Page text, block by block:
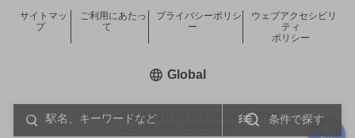
条件で探す
COPYRIGHT © SUNTORY HOLDINGS LIMITED.
サイトマッ
プ
ご利用にあたっ
て
プライバシーポリシ
ー
ウェブアクセシビリ
ティ
ポリシー
Global新しいウィンドウで開く